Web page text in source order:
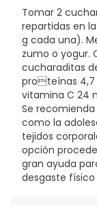
Tomar 2
repartidas en
g cada una).
zumo o yogur.
cucharaditas
proteínas 4,7
vitamina C 24
Se
como la
tejidos
opción
gran ayuda
desgaste